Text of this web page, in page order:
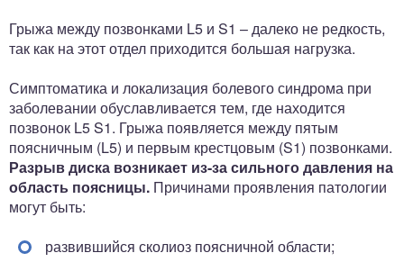
Грыжа между позвонками L5 и S1 – далеко не редкость,
так как на этот отдел приходится большая нагрузка.
Симптоматика и локализация болевого синдрома при
заболевании обуславливается тем, где находится
позвонок L5 S1. Грыжа появляется между пятым
поясничным (L5) и первым крестцовым (S1) позвонками.
Разрыв диска возникает из-за сильного давления на
область поясницы. Причинами проявления патологии
могут быть:
развившийся сколиоз поясничной области;